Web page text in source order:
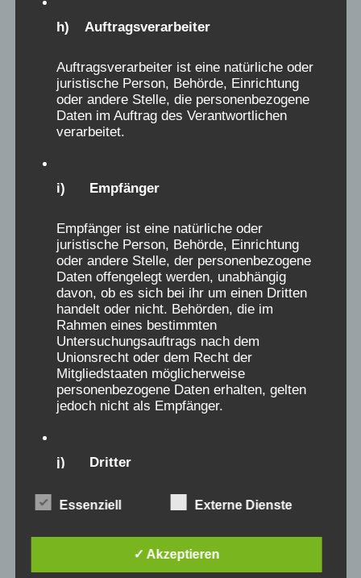
oder schlecht, aber es gab ja nichts anderes.
Einmal sass ich nach dem Abendessen allein
überhaupt nicht gut, aber ich hab es einfach
nicht gegessen, bis meine Lieblingsschwester
(Name vergessen) mich fütterte, ich hab es
für sie getan. Alles Personal war weiblich,
manche streng, manche verständnisvoll, aber
sie waren niemals böse. Die Untersuchungen
immer Ehrfurcht vor dem Weisskittelmann
doch er hatte uns nie geplagt. Vom
Sprechverbot war ich überrascht zu lesen. Wir
haben uns wie Buben unterhalten, bei
Mittags- und Nachtschlaf war Ruhigsein
angesagt, aber das ist ja normal. Am
Fastnachtsanlass durften wir gemeinsam mit
den Mädchen feiern (ansonsten strengste
Trennung), aber ich durfte mich nicht
Kommunionsunterricht nach Muggendorf
musste. Gerne erinnere ich mich an
Streitberg und die Binghöhle alles tief
da habe ich im Militär Schlimmeres erlebt.
h) Auftragsverarbeiter
Auftragsverarbeiter ist eine natürliche oder
juristische Person, Behörde, Einrichtung
oder andere Stelle, die personenbezogene
Daten im Auftrag des Verantwortlichen
verarbeitet.
i) Empfänger
Empfänger ist eine natürliche oder
juristische Person, Behörde, Einrichtung
oder andere Stelle, der personenbezogene
Daten offengelegt werden, unabhängig
davon, ob es sich bei ihr um einen Dritten
handelt oder nicht. Behörden, die im
Rahmen eines bestimmten
Untersuchungsauftrags nach dem
Unionsrecht oder dem Recht der
Mitgliedstaaten möglicherweise
personenbezogene Daten erhalten, gelten
jedoch nicht als Empfänger.
j) Dritter
Dritter ist eine natürliche oder juristische
Stelle außer der betroffenen Person, dem
Verantwortlichen, dem Auftragsverarbeiter
Essenziell Externe Dienste
✓ Akzeptieren